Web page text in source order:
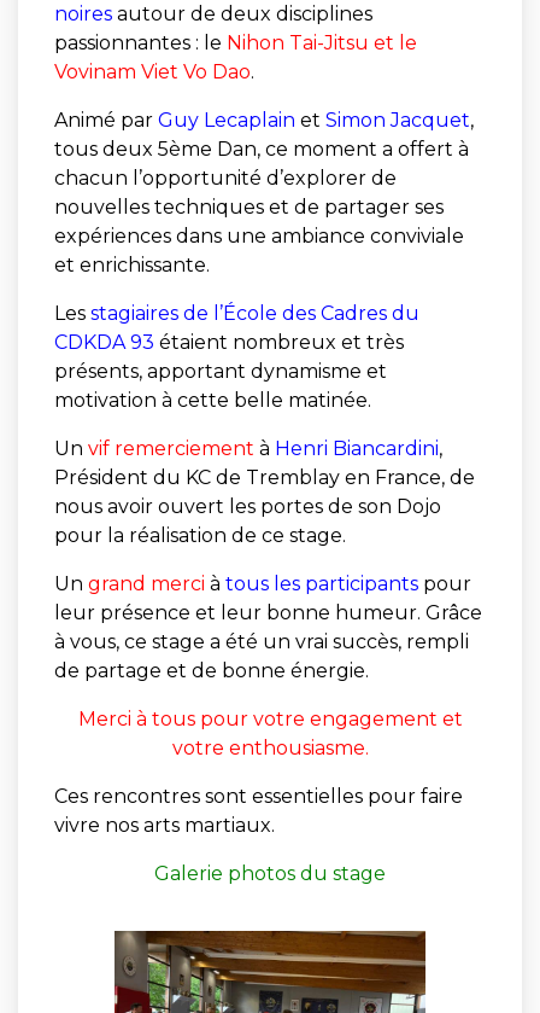
noires autour de deux disciplines
passionnantes : le Nihon Tai-Jitsu et le
Vovinam Viet Vo Dao.
Animé par Guy Lecaplain et Simon Jacquet,
tous deux 5ème Dan, ce moment a offert à
chacun l’opportunité d’explorer de
nouvelles techniques et de partager ses
expériences dans une ambiance conviviale
et enrichissante.
Les stagiaires de l’École des Cadres du
CDKDA 93 étaient nombreux et très
présents, apportant dynamisme et
motivation à cette belle matinée.
Un vif remerciement à Henri Biancardini,
Président du KC de Tremblay en France, de
nous avoir ouvert les portes de son Dojo
pour la réalisation de ce stage.
Un grand merci à tous les participants pour
leur présence et leur bonne humeur. Grâce
à vous, ce stage a été un vrai succès, rempli
de partage et de bonne énergie.
Merci à tous pour votre engagement et
votre enthousiasme.
Ces rencontres sont essentielles pour faire
vivre nos arts martiaux.
Galerie photos du stage